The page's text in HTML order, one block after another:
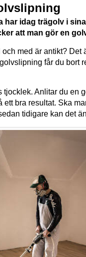
idag trägolv i
att man gör en
med är antikt?
får du bort
Anlitar du en
ett bra resultat. Ska
tidigare kan det